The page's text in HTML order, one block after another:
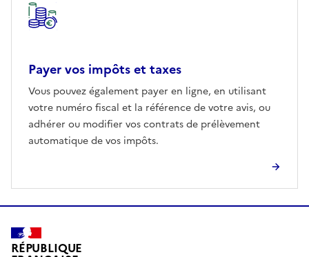
Payer vos impôts et taxes
Vous pouvez également payer en ligne, en utilisant
votre numéro fiscal et la référence de votre avis, ou
adhérer ou modifier vos contrats de prélèvement
automatique de vos impôts.
RÉPUBLIQUE